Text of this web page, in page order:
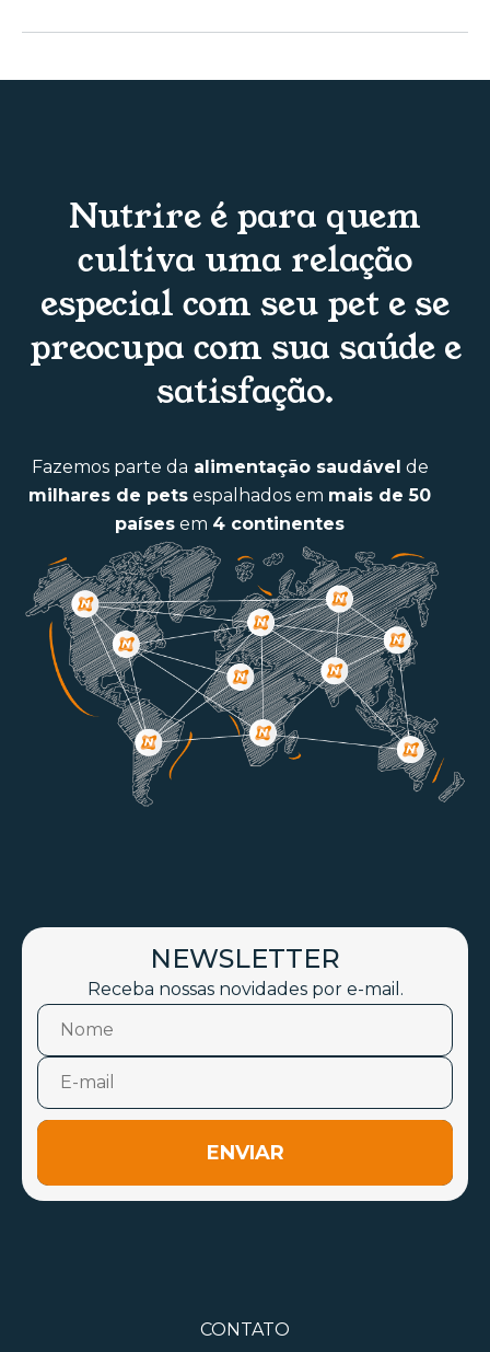
Nutrire é para quem
cultiva uma relação
especial com seu pet e se
preocupa com sua saúde e
satisfação.
Fazemos parte da alimentação saudável de
milhares de pets espalhados em mais de 50
países em 4 continentes
NEWSLETTER
Receba nossas novidades por e-mail.
ENVIAR
CONTATO